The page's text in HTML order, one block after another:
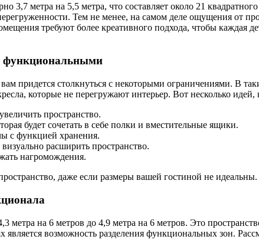
3,7 метра на 5,5 метра, что составляет около 21
Тем не менее, на самом деле ощущения от
требуют более креативного подхода, чтобы каждая
функциональными
придется столкнуться с некоторыми ограничениями. В
которые не перегружают интерьер. Вот несколько
пространство.
будет сочетать в себе полки и вместительные ящики.
с функцией хранения.
расширить пространство.
нагромождения.
даже если размеры вашей гостиной не идеальны.
метра на 6 метров до 4,9 метра на 6 метров. Это
возможность разделения функциональных зон.